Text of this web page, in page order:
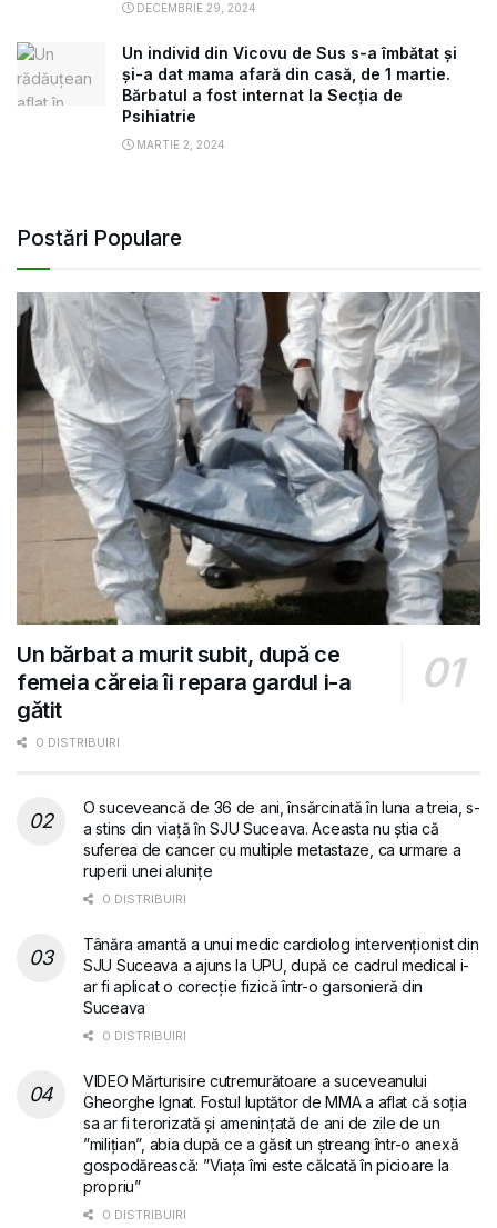
DECEMBRIE 29, 2024
Un individ din Vicovu de Sus s-a îmbătat și
și-a dat mama afară din casă, de 1 martie.
Bărbatul a fost internat la Secția de
Psihiatrie
MARTIE 2, 2024
Postări Populare
Un bărbat a murit subit, după ce
femeia căreia îi repara gardul i-a
gătit
0 DISTRIBUIRI
O suceveancă de 36 de ani, însărcinată în luna a treia, s-
a stins din viață în SJU Suceava. Aceasta nu știa că
suferea de cancer cu multiple metastaze, ca urmare a
ruperii unei alunițe
0 DISTRIBUIRI
Tânăra amantă a unui medic cardiolog intervenționist din
SJU Suceava a ajuns la UPU, după ce cadrul medical i-
ar fi aplicat o corecție fizică într-o garsonieră din
Suceava
0 DISTRIBUIRI
VIDEO Mărturisire cutremurătoare a suceveanului
Gheorghe Ignat. Fostul luptător de MMA a aflat că soția
sa ar fi terorizată și amenințată de ani de zile de un
”milițian”, abia după ce a găsit un ștreang într-o anexă
gospodărească: ”Viața îmi este călcată în picioare la
propriu”
0 DISTRIBUIRI